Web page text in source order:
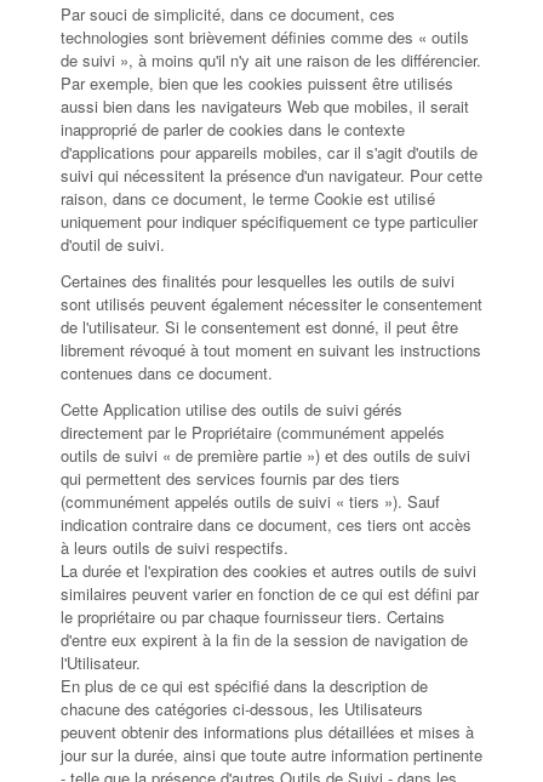
Par souci de simplicité, dans ce document, ces
technologies sont brièvement définies comme des « outils
de suivi », à moins qu'il n'y ait une raison de les différencier.
Par exemple, bien que les cookies puissent être utilisés
aussi bien dans les navigateurs Web que mobiles, il serait
inapproprié de parler de cookies dans le contexte
d'applications pour appareils mobiles, car il s'agit d'outils de
suivi qui nécessitent la présence d'un navigateur. Pour cette
raison, dans ce document, le terme Cookie est utilisé
uniquement pour indiquer spécifiquement ce type particulier
d'outil de suivi.
Certaines des finalités pour lesquelles les outils de suivi
sont utilisés peuvent également nécessiter le consentement
de l'utilisateur. Si le consentement est donné, il peut être
librement révoqué à tout moment en suivant les instructions
contenues dans ce document.
Cette Application utilise des outils de suivi gérés
directement par le Propriétaire (communément appelés
outils de suivi « de première partie ») et des outils de suivi
qui permettent des services fournis par des tiers
(communément appelés outils de suivi « tiers »). Sauf
indication contraire dans ce document, ces tiers ont accès
à leurs outils de suivi respectifs.
La durée et l'expiration des cookies et autres outils de suivi
similaires peuvent varier en fonction de ce qui est défini par
le propriétaire ou par chaque fournisseur tiers. Certains
d'entre eux expirent à la fin de la session de navigation de
l'Utilisateur.
En plus de ce qui est spécifié dans la description de
chacune des catégories ci-dessous, les Utilisateurs
peuvent obtenir des informations plus détaillées et mises à
jour sur la durée, ainsi que toute autre information pertinente